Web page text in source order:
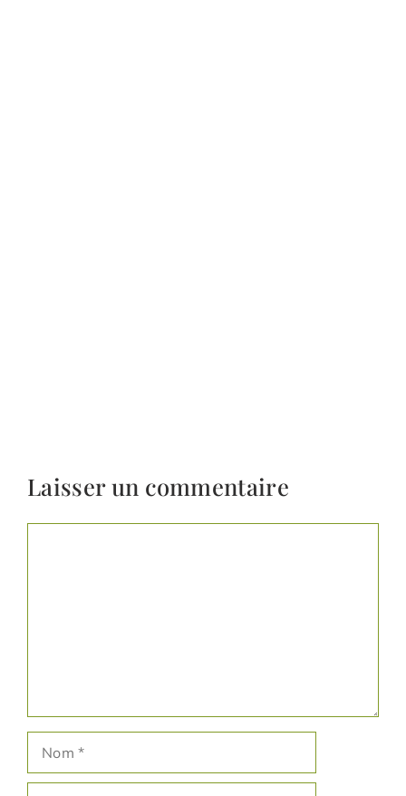
Laisser un commentaire